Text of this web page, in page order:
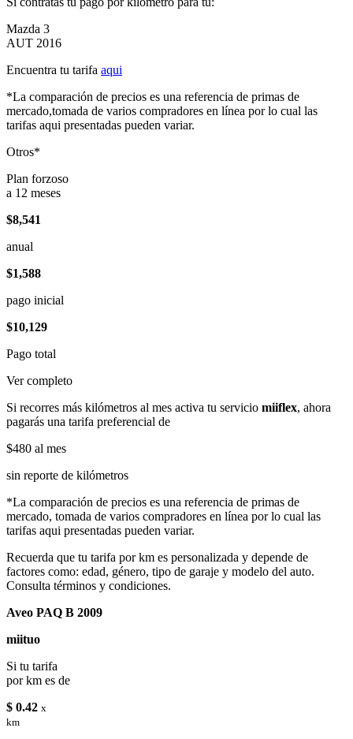
Mazda 3
AUT 2016
Encuentra tu tarifa aqui
*La comparación de precios es una referencia de primas de
mercado,tomada de varios compradores en línea por lo cual las
tarifas aqui presentadas pueden variar.
Otros*
Plan forzoso
a 12 meses
$8,541
anual
$1,588
pago inicial
$10,129
Pago total
Ver completo
Si recorres más kilómetros al mes activa tu servicio miiflex, ahora
pagarás una tarifa preferencial de
$480 al mes
sin reporte de kilómetros
*La comparación de precios es una referencia de primas de
mercado, tomada de varios compradores en línea por lo cual las
tarifas aqui presentadas pueden variar.
Recuerda que tu tarifa por km es personalizada y depende de
factores como: edad, género, tipo de garaje y modelo del auto.
Consulta términos y condiciones.
Aveo PAQ B 2009
miituo
Si tu tarifa
por km es de
$ 0.42 x
km